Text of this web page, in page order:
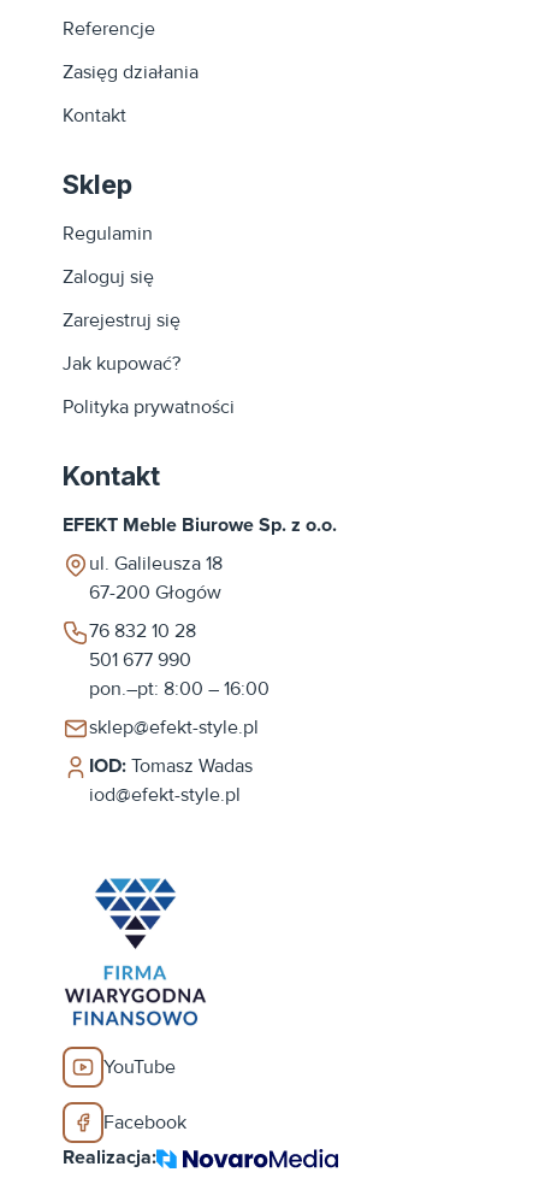
Referencje
Zasięg działania
Kontakt
Sklep
Regulamin
Zaloguj się
Zarejestruj się
Jak kupować?
Polityka prywatności
Kontakt
EFEKT Meble Biurowe Sp. z o.o.
ul. Galileusza 18
67-200 Głogów
76 832 10 28
501 677 990
pon.–pt: 8:00 – 16:00
sklep@efekt-style.pl
IOD: Tomasz Wadas
iod@efekt-style.pl
YouTube
Facebook
Realizacja: